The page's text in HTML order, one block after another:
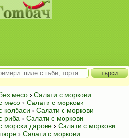
месо › Салати с моркови
месо › Салати с моркови
колбаси › Салати с моркови
риба › Салати с моркови
морски дарове › Салати с моркови
› Салати с моркови